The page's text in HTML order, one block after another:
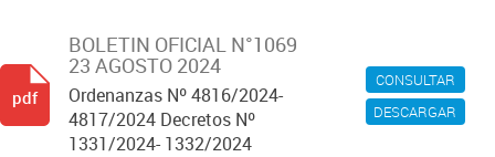
CONSULTAR
DESCARGAR
BOLETIN OFICIAL N°1069
23 AGOSTO 2024
Ordenanzas Nº 4816/2024-
4817/2024 Decretos Nº
1331/2024- 1332/2024
pdf